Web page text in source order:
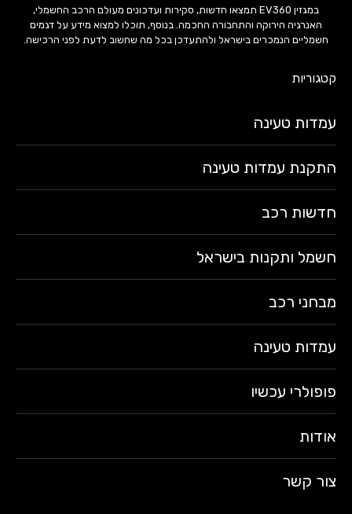
במגזין EV360 תמצאו חדשות, סקירות ועדכונים מעולם הרכב החשמלי,
האנרגיה הירוקה והתחבורה החכמה. בנוסף, תוכלו למצוא מידע על דגמים
חשמליים הנמכרים בישראל ולהתעדכן בכל מה שחשוב לדעת לפני הרכישה.
קטגוריות
עמדות טעינה
התקנת עמדות טעינה
חדשות רכב
חשמל ותקנות בישראל
מבחני רכב
עמדות טעינה
פופולרי עכשיו
אודות
צור קשר